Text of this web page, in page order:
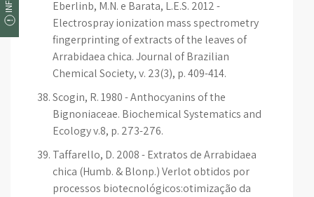
Eberlinb, M.N. e Barata, L.E.S. 2012 -
Electrospray ionization mass spectrometry
fingerprinting of extracts of the leaves of
Arrabidaea chica. Journal of Brazilian
Chemical Society, v. 23(3), p. 409-414.
Scogin, R. 1980 - Anthocyanins of the
Bignoniaceae. Biochemical Systematics and
Ecology v.8, p. 273-276.
Taffarello, D. 2008 - Extratos de Arrabidaea
chica (Humb. & Blonp.) Verlot obtidos por
processos biotecnológicos:otimização da